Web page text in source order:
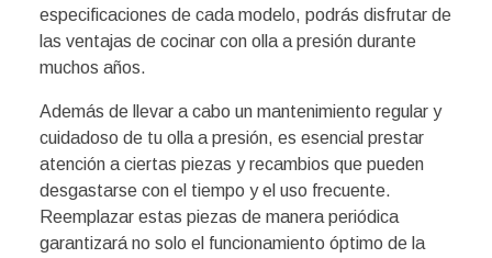
especificaciones de cada modelo, podrás disfrutar de
las ventajas de cocinar con olla a presión durante
muchos años.
Además de llevar a cabo un mantenimiento regular y
cuidadoso de tu olla a presión, es esencial prestar
atención a ciertas piezas y recambios que pueden
desgastarse con el tiempo y el uso frecuente.
Reemplazar estas piezas de manera periódica
garantizará no solo el funcionamiento óptimo de la